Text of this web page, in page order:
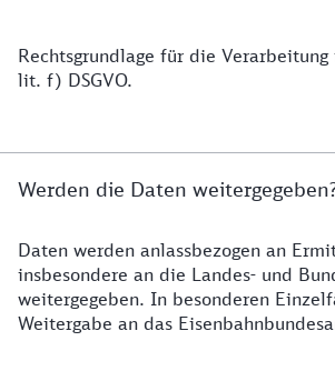
Rechtsgrundlage für die
lit. f) DSGVO.
Werden die Daten
Daten werden anlassbezogen an
insbesondere an die Landes- und
weitergegeben. In besonderen
Weitergabe an das